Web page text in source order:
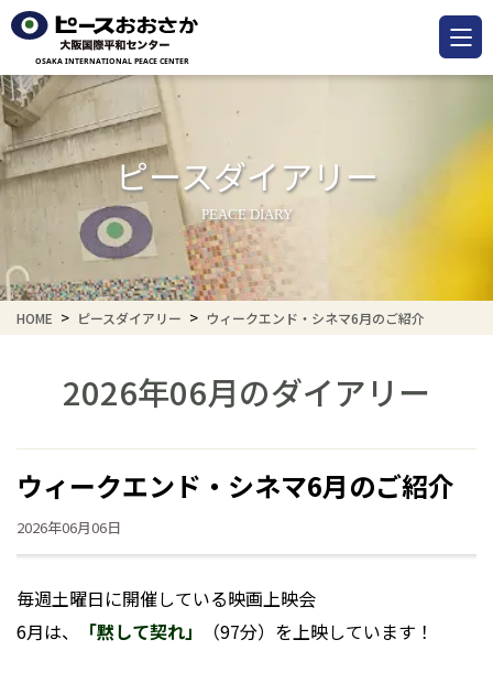
ピースダイアリー
PEACE DIARY
HOME ピースダイアリー ウィークエンド・シネマ6月のご紹介
2026年06月のダイアリー
ウィークエンド・シネマ6月のご紹介
2026年06月06日
毎週土曜日に開催している映画上映会
6月は、
「黙して契れ」 （97分）を上映しています！